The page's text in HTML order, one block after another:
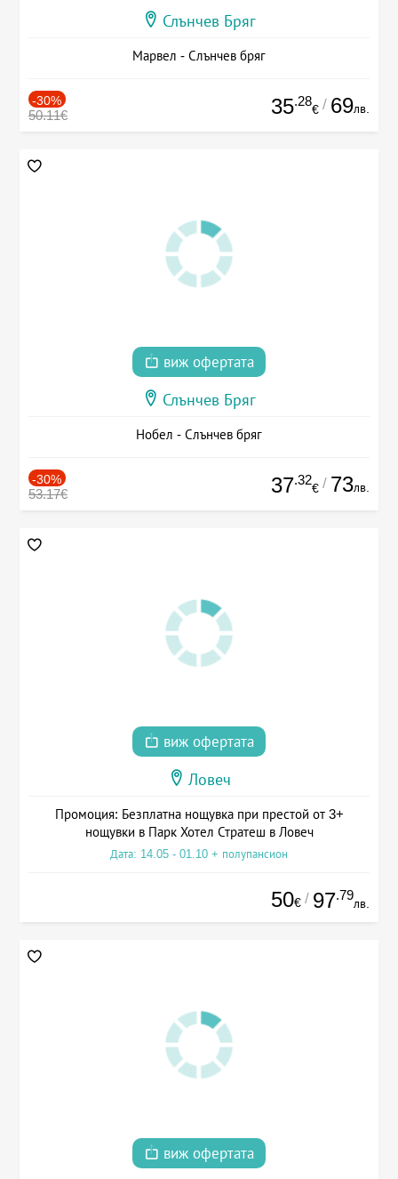
Слънчев Бряг
Марвел - Слънчев бряг
-30%
50.11€ 35.28
€ / 69лв.
виж офертата
Слънчев Бряг
Нобел - Слънчев бряг
-30%
53.17€ 37.32
€ / 73лв.
виж офертата
Ловеч
Промоция: Безплатна нощувка при престой от 3+
нощувки в Парк Хотел Стратеш в Ловеч
Дата: 14.05 - 01.10 + полупансион
50€ / 97.79
лв.
виж офертата